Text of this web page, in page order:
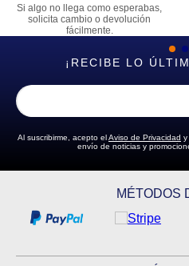
Si algo no llega como esperabas,
solicita cambio o devolución
fácilmente.
¡RECIBE LO
Al suscribirme, acepto elAviso de Privacidad y
envío de noticias y
MÉTODOS